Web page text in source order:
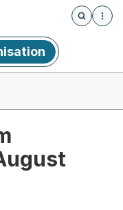
Öffnet